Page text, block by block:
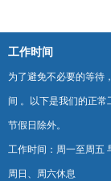
工作时间
为了避免不必要的等待
间 。以下是我们的正
节假日除外。
工作时间：周一至周五
周日、周六休息